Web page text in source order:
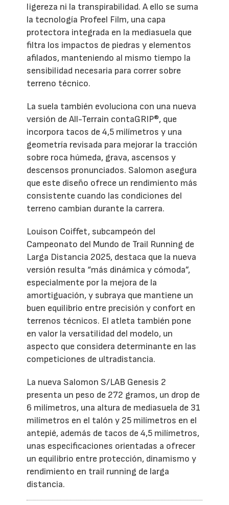
ligereza ni la transpirabilidad. A ello se suma
la tecnología Profeel Film, una capa
protectora integrada en la mediasuela que
filtra los impactos de piedras y elementos
afilados, manteniendo al mismo tiempo la
sensibilidad necesaria para correr sobre
terreno técnico.
La suela también evoluciona con una nueva
versión de All-Terrain contaGRIP®, que
incorpora tacos de 4,5 milímetros y una
geometría revisada para mejorar la tracción
sobre roca húmeda, grava, ascensos y
descensos pronunciados. Salomon asegura
que este diseño ofrece un rendimiento más
consistente cuando las condiciones del
terreno cambian durante la carrera.
Louison Coiffet, subcampeón del
Campeonato del Mundo de Trail Running de
Larga Distancia 2025, destaca que la nueva
versión resulta “más dinámica y cómoda”,
especialmente por la mejora de la
amortiguación, y subraya que mantiene un
buen equilibrio entre precisión y confort en
terrenos técnicos. El atleta también pone
en valor la versatilidad del modelo, un
aspecto que considera determinante en las
competiciones de ultradistancia.
La nueva Salomon S/LAB Genesis 2
presenta un peso de 272 gramos, un drop de
6 milímetros, una altura de mediasuela de 31
milímetros en el talón y 25 milímetros en el
antepié, además de tacos de 4,5 milímetros,
unas especificaciones orientadas a ofrecer
un equilibrio entre protección, dinamismo y
rendimiento en trail running de larga
distancia.